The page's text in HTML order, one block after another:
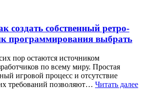
создать собственный ретро-
программирования выбрать
пор остаются источником
по всему миру. Простая
игровой процесс и отсутствие
требований позволяют… Читать далее